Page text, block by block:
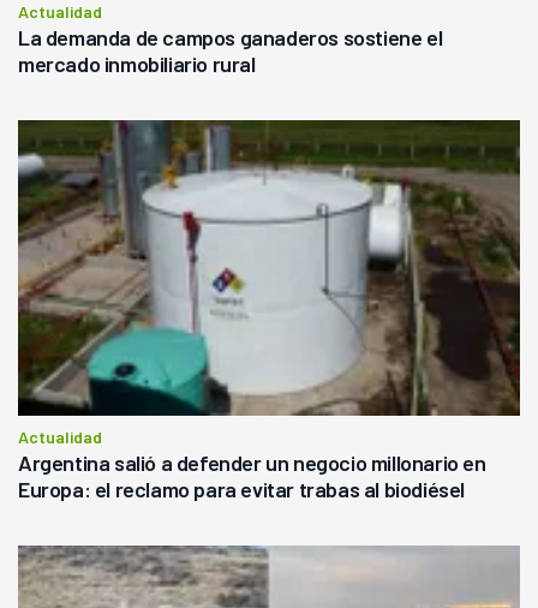
Actualidad
La demanda de campos ganaderos sostiene el
mercado inmobiliario rural
Actualidad
Argentina salió a defender un negocio millonario en
Europa: el reclamo para evitar trabas al biodiésel